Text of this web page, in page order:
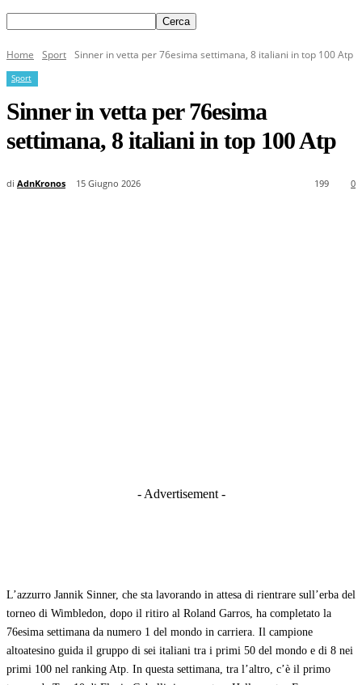
Home Sport Sinner in vetta per 76esima settimana, 8 italiani in top 100 Atp
Sport
Sinner in vetta per 76esima
settimana, 8 italiani in top 100 Atp
di AdnKronos 15 Giugno 2026 0
199
- Advertisement -
L’azzurro Jannik Sinner, che sta lavorando in attesa di rientrare sull’erba del
torneo di Wimbledon, dopo il ritiro al Roland Garros, ha completato la
76esima settimana da numero 1 del mondo in carriera. Il campione
altoatesino guida il gruppo di sei italiani tra i primi 50 del mondo e di 8 nei
primi 100 nel ranking Atp. In questa settimana, tra l’altro, c’è il primo